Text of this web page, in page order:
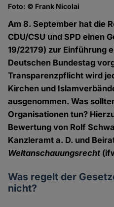
Foto: © Frank Nicolai
Am 8. September hat die
CDU/CSU und SPD einen
19/22179) zur Einführung
Deutschen Bundestag
Transparenzpflicht wird
Kirchen und
ausgenommen. Was
Organisationen tun?
Bewertung von Rolf
Kanzleramt a. D. und
Weltanschauungsrecht
Was regelt der
nicht?